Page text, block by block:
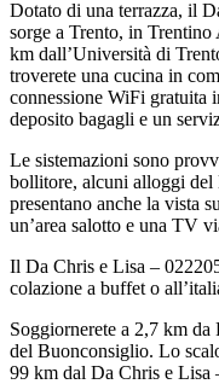
Dotato di una terrazza, il
sorge a Trento, in
km dall’Università di
troverete una cucina in
connessione WiFi gratuita
deposito bagagli e un
Le sistemazioni sono
bollitore, alcuni alloggi
presentano anche la vista
un’area salotto e una TV
Il Da Chris e Lisa –
colazione a buffet o
Soggiornerete a 2,7 km
del Buonconsiglio. Lo
99 km dal Da Chris e Lisa